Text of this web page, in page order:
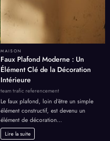
MAISON
Faux Plafond Moderne : Un
Élément Clé de la Décoration
Intérieure
team trafic referencement
Le faux plafond, loin d’être un simple
élément constructif, est devenu un
élément de décoration…
Lire la suite